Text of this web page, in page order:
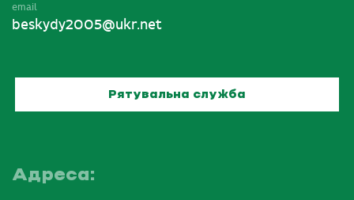
email
beskydy2005@ukr.net
Рятувальна служба
Адреса: